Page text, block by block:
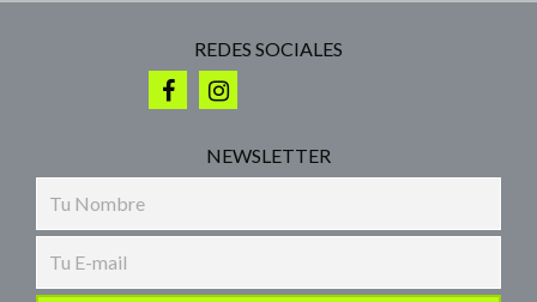
REDES SOCIALES
NEWSLETTER